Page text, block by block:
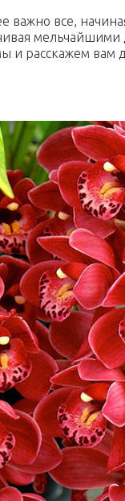
важно все,
мельчайшими
и расскажем вам